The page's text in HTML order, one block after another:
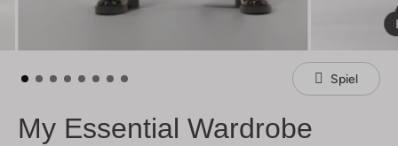
Spiel
My Essential Wardrobe